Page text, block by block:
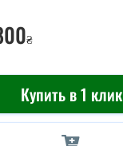
₴
Купить в 1 клик